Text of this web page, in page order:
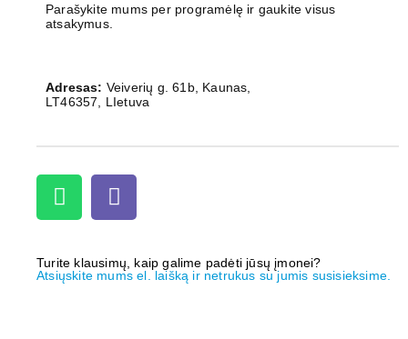
Parašykite mums per programėlę ir gaukite visus
atsakymus.
Adresas: Veiverių g. 61b, Kaunas,
LT46357, LIetuva
Turite klausimų, kaip galime padėti jūsų įmonei?
Atsiųskite mums el. laišką ir netrukus su jumis susisieksime.